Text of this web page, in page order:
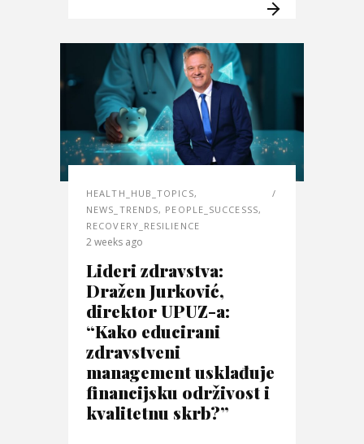
HEALTH_HUB_TOPICS,
NEWS_TRENDS, PEOPLE_SUCCESSS,
RECOVERY_RESILIENCE
2 weeks ago
Lideri zdravstva:
Dražen Jurković,
direktor UPUZ-a:
“Kako educirani
zdravstveni
management usklađuje
financijsku održivost i
kvalitetnu skrb?”